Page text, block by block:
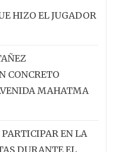
HIZO EL JUGADOR
CONCRETO
MAHATMA
EN LA